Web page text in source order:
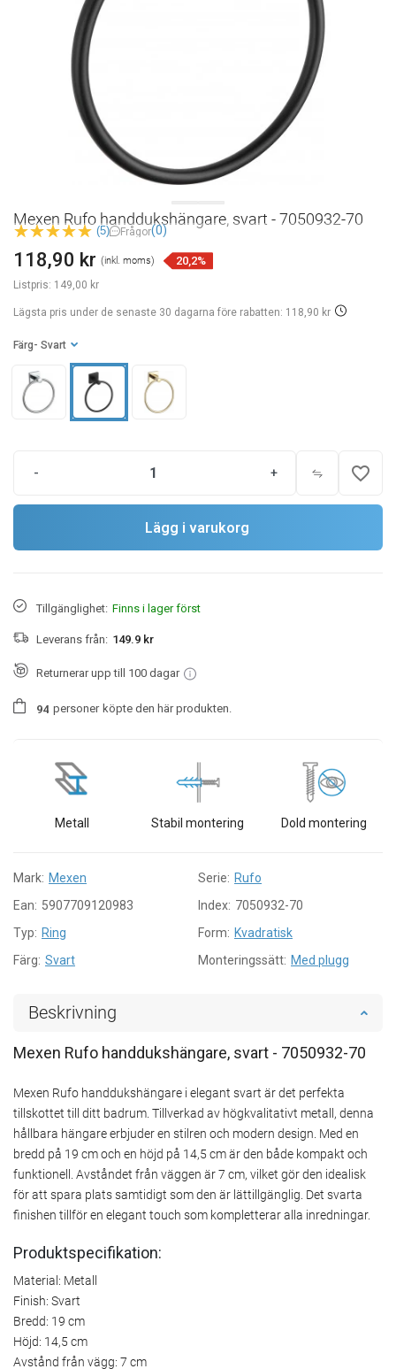
Mexen Rufo handdukshängare, svart - 7050932-70
(5) Frågor(0)
Listpris: 149,00 kr
118,90 kr (inkl. moms) 20,2%
Lägsta pris under de senaste 30 dagarna före rabatten: 118,90 kr
Färg - Svart
- + favorite_border
Lägg i varukorg
Tillgänglighet: Finns i lager först
Leverans från: 149.9 kr
Returnerar upp till 100 dagar
94 personer köpte den här produkten.
Metall Stabil montering Dold montering
Mark: Mexen Serie: Rufo
Ean: 5907709120983 Index: 7050932-70
Typ: Ring Form: Kvadratisk
Färg: Svart Monteringssätt: Med plugg
Beskrivning
Mexen Rufo handdukshängare, svart - 7050932-70
Mexen Rufo handdukshängare i elegant svart är det perfekta
tillskottet till ditt badrum. Tillverkad av högkvalitativt metall, denna
hållbara hängare erbjuder en stilren och modern design. Med en
bredd på 19 cm och en höjd på 14,5 cm är den både kompakt och
funktionell. Avståndet från väggen är 7 cm, vilket gör den idealisk
för att spara plats samtidigt som den är lättillgänglig. Det svarta
finishen tillför en elegant touch som kompletterar alla inredningar.
Produktspecifikation:
Material: Metall
Finish: Svart
Bredd: 19 cm
Höjd: 14,5 cm
Avstånd från vägg: 7 cm